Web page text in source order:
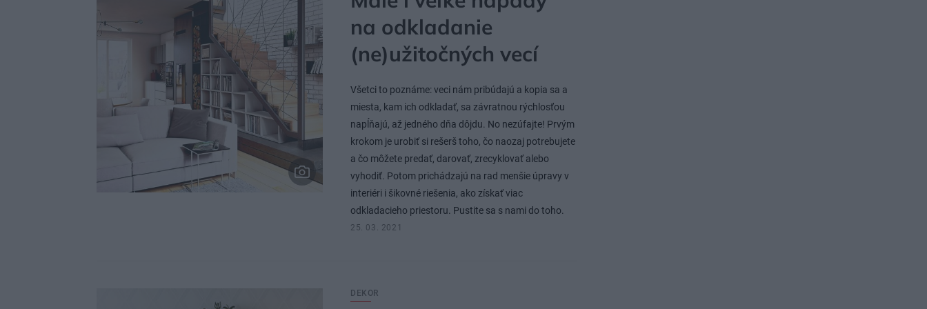
na odkladanie
(ne)užitočných vecí
Všetci to poznáme: veci nám pribúdajú a kopia sa a
miesta, kam ich odkladať, sa závratnou rýchlosťou
napĺňajú, až jedného dňa dôjdu. No nezúfajte! Prvým
krokom je urobiť si rešerš toho, čo naozaj potrebujete
a čo môžete predať, darovať, zrecyklovať alebo
vyhodiť. Potom prichádzajú na rad menšie úpravy v
interiéri i šikovné riešenia, ako získať viac
odkladacieho priestoru. Pustite sa s nami do toho.
25. 03. 2021
DEKOR